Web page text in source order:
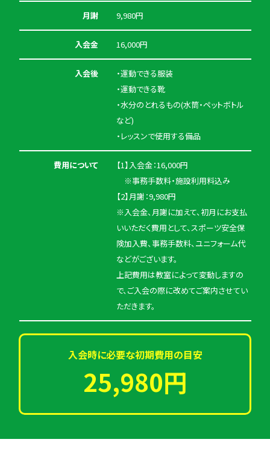
月謝 9,980円
入会金 16,000円
入会後
・運動できる服装
・運動できる靴
・水分のとれるもの(水筒・ペットボトル
など)
・レッスンで使用する備品
費用について
【1】入会金：16,000円
※事務手数料・施設利用料込み
【2】月謝：9,980円
※入会金、月謝に加えて、初月にお支払
いいただく費用として、スポーツ安全保
険加入費、事務手数料、ユニフォーム代
などがございます。
上記費用は教室によって変動しますの
で、ご入会の際に改めてご案内させてい
ただきます。
入会時に必要な初期費用の目安
25,980円